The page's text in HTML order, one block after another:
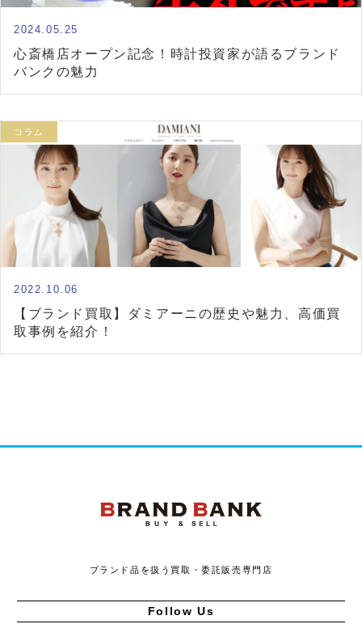
2024.05.25
心斎橋店オープン記念！時計投資家が語るブランド
バンクの魅力
コラム
2022.10.06
【ブランド買取】ダミアーニの歴史や魅力、高価買
取事例を紹介！
ブランド品を扱う買取・委託販売専門店
Follow Us